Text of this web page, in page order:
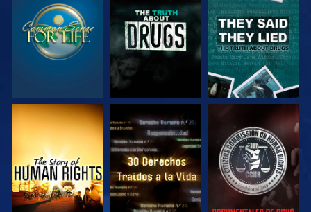
VE VE
VE VE VE